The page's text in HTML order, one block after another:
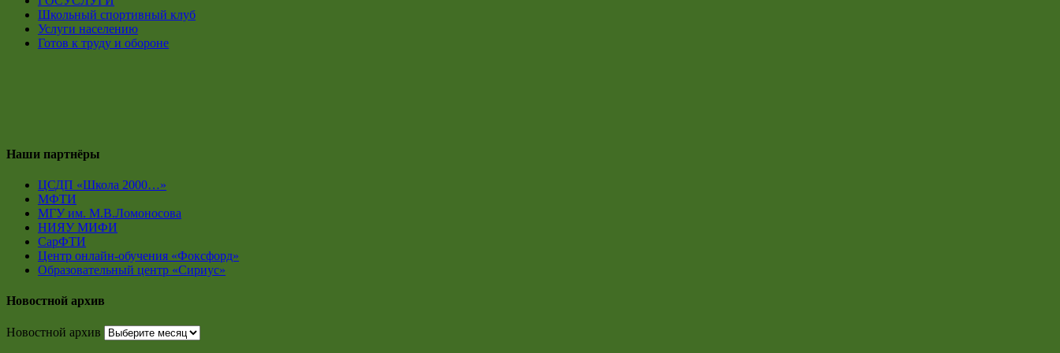
Школьный спортивный клуб
Услуги населению
Готов к труду и обороне
Наши партнёры
ЦСДП «Школа 2000…»
МФТИ
МГУ им. М.В.Ломоносова
НИЯУ МИФИ
СарФТИ
Центр онлайн-обучения «Фоксфорд»
Образовательный центр «Сириус»
Новостной архив
Новостной архив